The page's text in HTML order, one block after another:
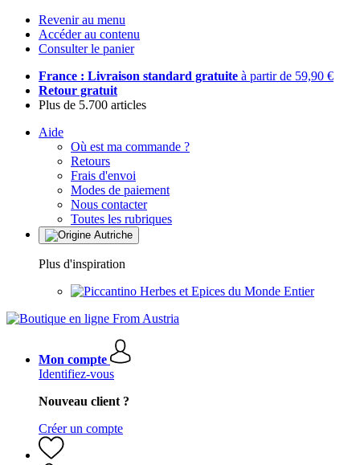
Revenir au menu
Accéder au contenu
Consulter le panier
France : Livraison standard gratuite à partir de 59,90 €
Retour gratuit
Plus de 5.700 articles
Aide
Où est ma commande ?
Retours
Frais d'envoi
Modes de paiement
Nous contacter
Toutes les rubriques
Plus d'inspiration
Herbes et Epices du Monde Entier
Mon compte
Identifiez-vous
Nouveau client ?
Créer un compte